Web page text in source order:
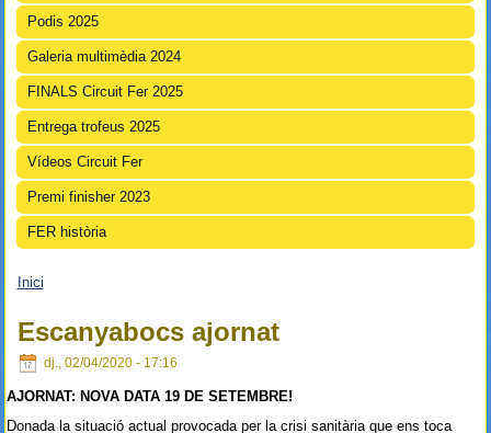
Podis 2025
Galeria multimèdia 2024
FINALS Circuit Fer 2025
Entrega trofeus 2025
Vídeos Circuit Fer
Premi finisher 2023
FER història
Inici
Escanyabocs ajornat
dj., 02/04/2020 - 17:16
AJORNAT: NOVA DATA 19 DE SETEMBRE!
Donada la situació actual provocada per la crisi sanitària que ens toca